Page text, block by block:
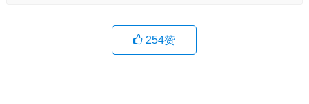
254赞